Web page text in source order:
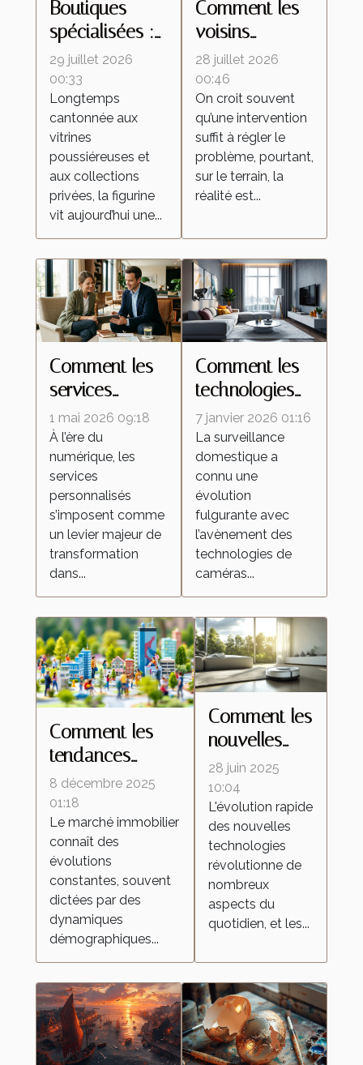
Boutiques
spécialisées :
ces lieux
d’échanges
qui
transforment la
culture de la
figurine
29 juillet 2026
00:33
Longtemps
cantonnée aux
vitrines
poussiéreuses et
aux collections
privées, la figurine
vit aujourd’hui une...
Comment les
voisins
influencent le
retour des
insectes
malgré une
intervention
locale
28 juillet 2026
00:46
On croit souvent
qu’une intervention
suffit à régler le
problème, pourtant,
sur le terrain, la
réalité est...
Comment les
services
personnalisés
redéfinissent
les attentes
dans l'industrie
1 mai 2026 09:18
À l’ère du
numérique, les
services
personnalisés
s’imposent comme
un levier majeur de
transformation
dans...
Comment les
technologies
de caméras
espion
transforment la
surveillance
domestique ?
7 janvier 2026 01:16
La surveillance
domestique a
connu une
évolution
fulgurante avec
l’avènement des
technologies de
caméras...
Comment les
tendances
démographiques
influencent-elles
le marché
immobilier ?
8 décembre 2025
01:18
Le marché immobilier
connaît des
évolutions
constantes, souvent
dictées par des
dynamiques
démographiques...
Comment les
nouvelles
technologies
transforment-
elles les
aspirateurs
autonomes ?
28 juin 2025
10:04
L'évolution rapide
des nouvelles
technologies
révolutionne de
nombreux
aspects du
quotidien, et les...